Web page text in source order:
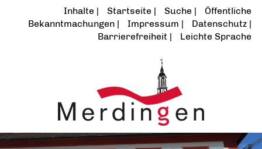
Inhalte Startseite Suche
Öffentliche
Bekanntmachungen
Impressum
Datenschutz
Barrierefreiheit
Leichte Sprache